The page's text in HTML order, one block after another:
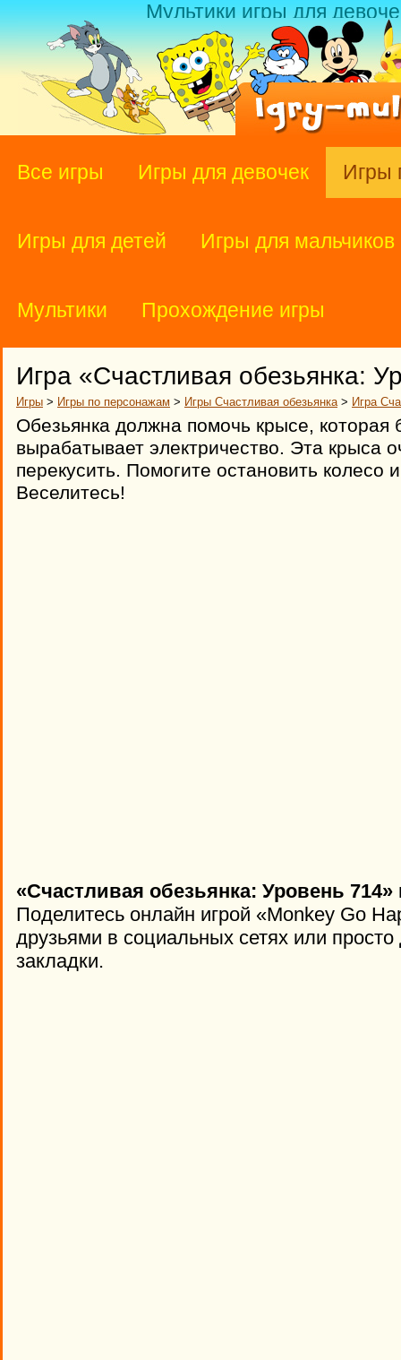
Мультики игры для
Все игры Игры для девочек Игры
Игры для детей Игры для мальчиков
Мультики Прохождение игры
Игра «Счастливая обезьянка:
Игры > Игры по персонажам > Игры Счастливая обезьянка> Игра
Обезьянка должна помочь крысе, которая
вырабатывает электричество. Эта крыса
перекусить. Помогите остановить колесо
Веселитесь!
«Счастливая обезьянка: Уровень
Поделитесь онлайн игрой «Monkey Go
друзьями в социальных сетях или просто
закладки.